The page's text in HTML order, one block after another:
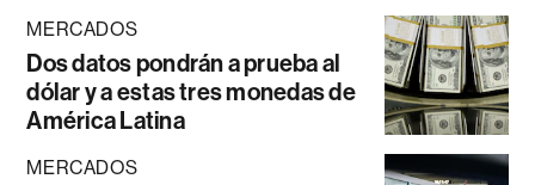
MERCADOS
Dos datos pondrán a prueba al
dólar y a estas tres monedas de
América Latina
MERCADOS